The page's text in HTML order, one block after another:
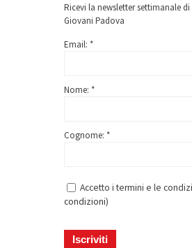
Ricevi la newsletter settimanale
Giovani Padova
Email: *
Nome: *
Cognome: *
Accetto i termini e le
condizioni)